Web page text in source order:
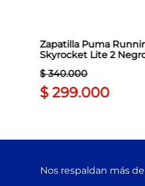
Zapatilla Puma
Skyrocket Lite 2
$ 340.000
$ 299.000
Nos respaldan más de